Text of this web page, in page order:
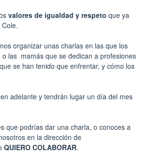
valores de igualdad y respeto que ya
organizar unas charlas en las que los
las mamás que se dedican a profesiones
se han tenido que enfrentar, y cómo los
adelante y tendrán lugar un día del mes
que podrías dar una charla, o conoces a
en la dirección de
QUIERO COLABORAR.